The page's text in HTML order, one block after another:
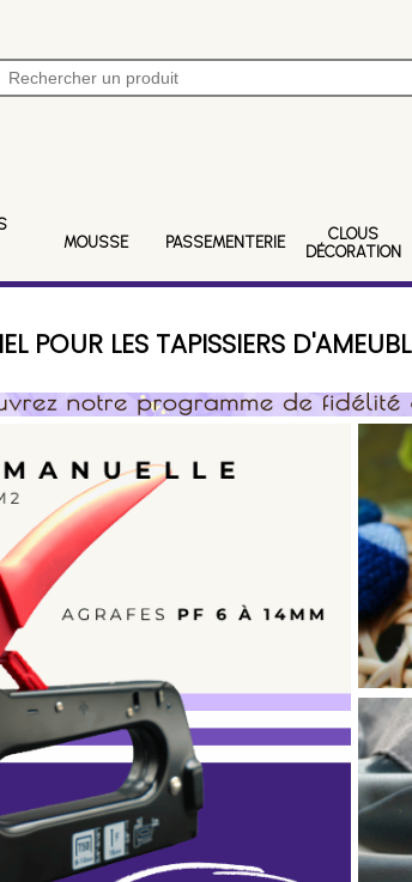
MOUSSE PASSEMENTERIE
CLOUS
DÉCORATION
POUR LES TAPISSIERS